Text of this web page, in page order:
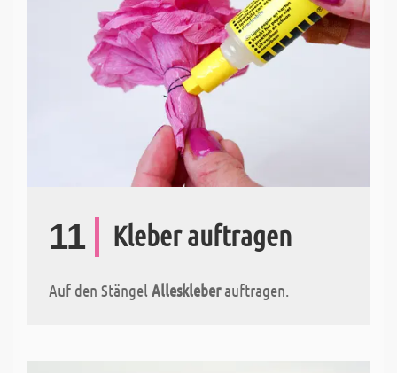
11 Kleber auftragen
Auf den StängelAlleskleberauftragen.